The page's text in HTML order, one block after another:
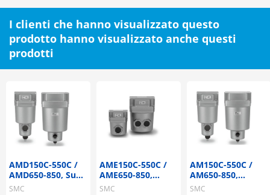
I clienti che hanno visualizzato questo
prodotto hanno visualizzato anche questi
prodotti
AMD150C-550C /
AMD650-850, Sub-
microfiltro
SMC
AME150C-550C /
AME650-850,
Super Microfiltro
SMC
AM150C-550C /
AM650-850,
Microfiltro
SMC